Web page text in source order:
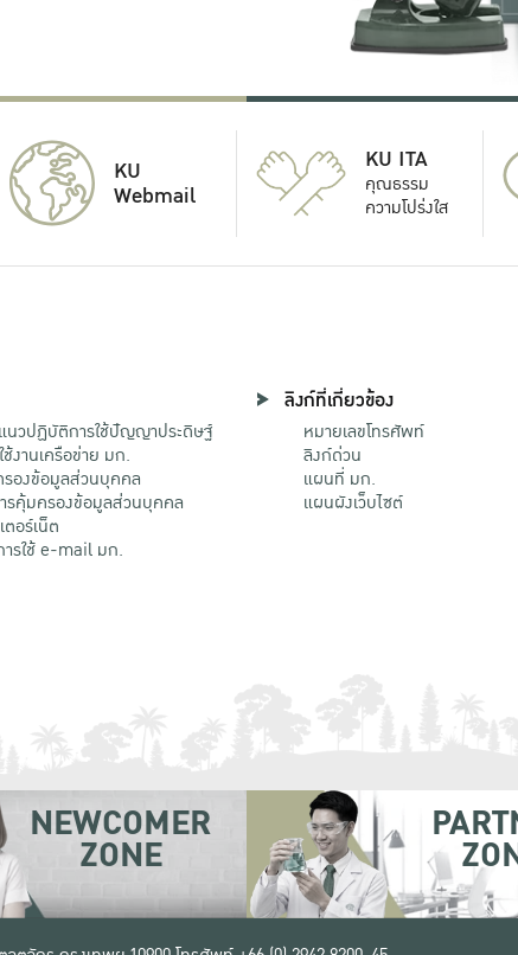
KU
Webmail
KU ITA
คุณธรรม
ความโปร่งใส
นวปฏิบัติการใช้ปัญญาประดิษฐ์
ช้งานเครือข่าย มก.
องข้อมูลส่วนบุคคล
รคุ้มครองข้อมูลส่วนบุคคล
ตอร์เน็ต
รใช้ e-mail มก.
ลิงก์ที่เกี่ยวข้อง
หมายเลขโทรศัพท์
ลิงก์ด่วน
แผนที่ มก.
แผนผังเว็บไซต์
NEWCOMER
ZONE